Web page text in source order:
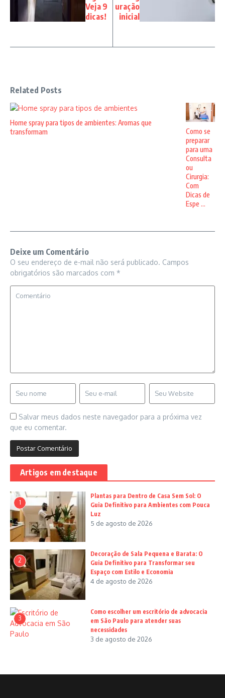
Veja 9
dicas!
uração
inicial
Related Posts
Home spray para tipos de ambientes: Aromas que
transformam
Como se
preparar
para uma
Consulta
ou
Cirurgia:
Com
Dicas de
Espe ...
Deixe um Comentário
O seu endereço de e-mail não será publicado. Campos
obrigatórios são marcados com *
Salvar meus dados neste navegador para a próxima vez
que eu comentar.
Artigos em destaque
1
Plantas para Dentro de Casa Sem Sol: O
Guia Definitivo para Ambientes com Pouca
Luz
5 de agosto de 2026
2
Decoração de Sala Pequena e Barata: O
Guia Definitivo para Transformar seu
Espaço com Estilo e Economia
4 de agosto de 2026
3
Como escolher um escritório de advocacia
em São Paulo para atender suas
necessidades
3 de agosto de 2026